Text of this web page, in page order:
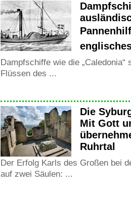
Dampfschiffe wie die „Caledonia“
Flüssen des ...
Die
Mit Gott
Ruhrtal
Der Erfolg Karls des Großen bei
auf zwei Säulen: ...